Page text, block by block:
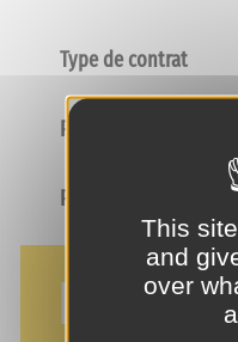
Type de contrat
Poste
Profil
NOS
This
and
over